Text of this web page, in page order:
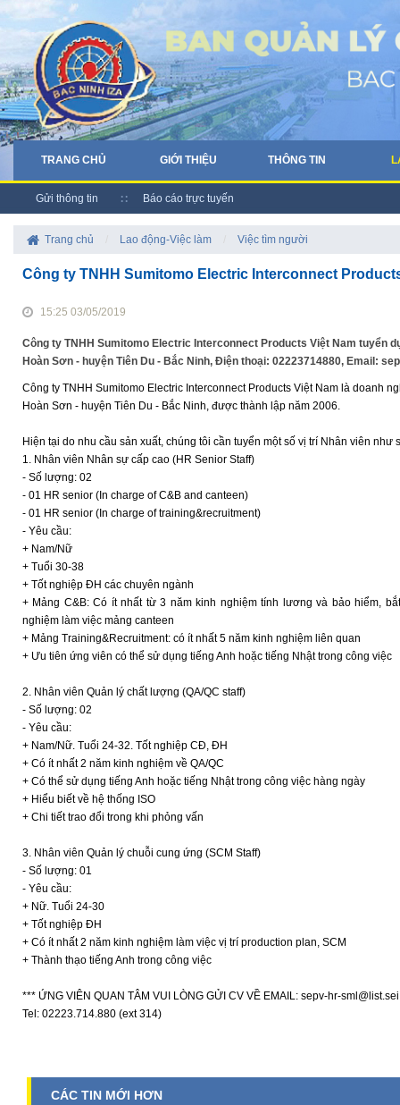
TRANG CHỦ GIỚI THIỆU THÔNG TIN
Gửi thông tin Báo cáo trực tuyến
Trang chủ Lao động-Việc làm Việc tìm người
Công ty TNHH Sumitomo Electric Interconnect
15:25 03/05/2019
Công ty TNHH Sumitomo Electric Interconnect Products Việt Nam tuyển
Hoàn Sơn - huyện Tiên Du - Bắc Ninh, Điện thoại: 02223714880, Email:
Công ty TNHH Sumitomo Electric Interconnect Products Việt Nam là doanh
Hoàn Sơn - huyện Tiên Du - Bắc Ninh, được thành lập năm 2006.
Hiện tại do nhu cầu sản xuất, chúng tôi cần tuyển một số vị trí Nhân viên như
1. Nhân viên Nhân sự cấp cao (HR Senior Staff)
- Số lượng: 02
- 01 HR senior (In charge of C&B and canteen)
- 01 HR senior (In charge of training&recruitment)
- Yêu cầu:
+ Nam/Nữ
+ Tuổi 30-38
+ Tốt nghiệp ĐH các chuyên ngành
+ Mảng C&B: Có ít nhất từ 3 năm kinh nghiệm tính lương và bảo hiểm,
nghiệm làm việc mảng canteen
+ Mảng Training&Recruitment: có ít nhất 5 năm kinh nghiệm liên quan
+ Ưu tiên ứng viên có thể sử dụng tiếng Anh hoặc tiếng Nhật trong công việc
2. Nhân viên Quản lý chất lượng (QA/QC staff)
- Số lượng: 02
- Yêu cầu:
+ Nam/Nữ. Tuổi 24-32. Tốt nghiệp CĐ, ĐH
+ Có ít nhất 2 năm kinh nghiệm về QA/QC
+ Có thể sử dụng tiếng Anh hoặc tiếng Nhật trong công việc hàng ngày
+ Hiểu biết về hệ thống ISO
+ Chi tiết trao đổi trong khi phỏng vấn
3. Nhân viên Quản lý chuỗi cung ứng (SCM Staff)
- Số lượng: 01
- Yêu cầu:
+ Nữ. Tuổi 24-30
+ Tốt nghiệp ĐH
+ Có ít nhất 2 năm kinh nghiệm làm việc vị trí production plan, SCM
+ Thành thạo tiếng Anh trong công việc
*** ỨNG VIÊN QUAN TÂM VUI LÒNG GỬI CV VỀ EMAIL: sepv-hr-
Tel: 02223.714.880 (ext 314)
CÁC TIN MỚI HƠN